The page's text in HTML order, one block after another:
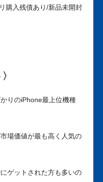
購入残債あり/新品未開封
りのiPhone最上位機種
場価値が最も高く人気の
ゲットされた方も多いの